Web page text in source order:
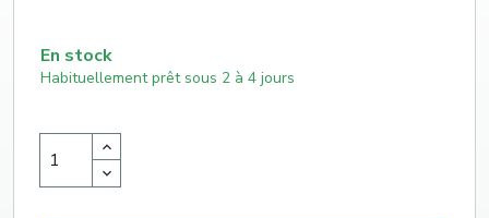
En stock
Habituellement prêt sous 2 à 4 jours